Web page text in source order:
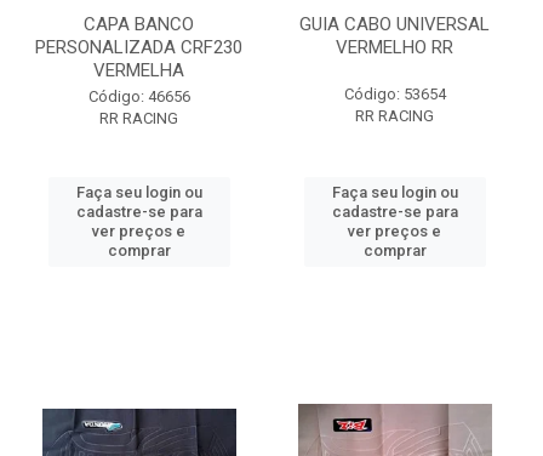
CAPA BANCO
PERSONALIZADA CRF230
VERMELHA
Código: 46656
RR RACING
Faça seu login ou
cadastre-se para
ver preços e
comprar
GUIA CABO UNIVERSAL
VERMELHO RR
Código: 53654
RR RACING
Faça seu login ou
cadastre-se para
ver preços e
comprar